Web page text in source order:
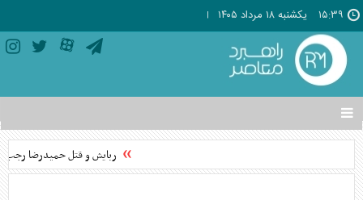
۱۵:۳۹ يکشنبه ۱۸ مرداد ۱۴۰۵
تغییر
وضعیت
منوی
ها
ربایش و قتل حمیدرضا رجب‌زاده